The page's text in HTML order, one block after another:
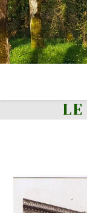
Skip
to
content
LE